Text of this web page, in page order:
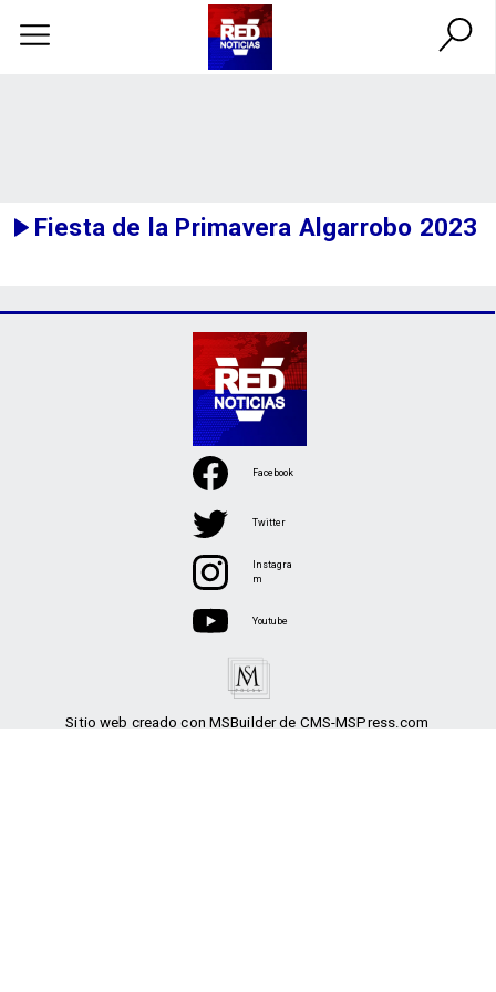
Fiesta de la Primavera Algarrobo 2023
Sitio web creado con MSBuilder de CMS-MSPress.com
Facebook
Twitter
Instagra
m
Youtube